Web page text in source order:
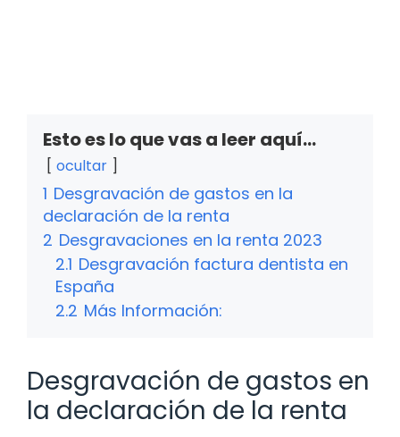
Esto es lo que vas a leer aquí...
ocultar
1 Desgravación de gastos en la
declaración de la renta
2 Desgravaciones en la renta 2023
2.1 Desgravación factura dentista en
España
2.2 Más Información:
Desgravación de gastos en
la declaración de la renta